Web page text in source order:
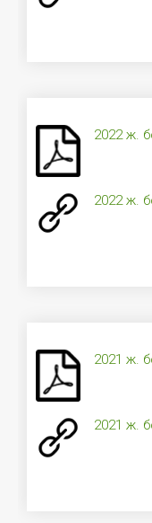
2022 ж.
2022 ж.
2021 ж.
2021 ж.